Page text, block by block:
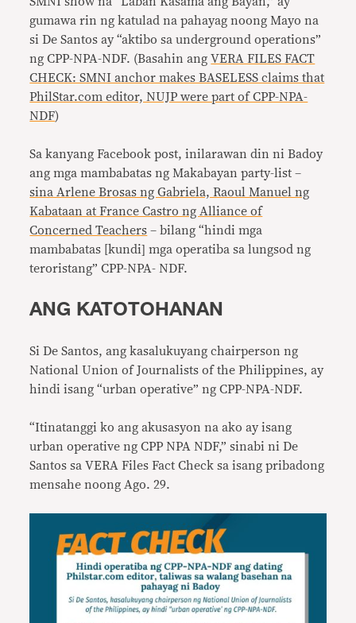
gumawa rin ng katulad na pahayag noong Mayo na
si De Santos ay “aktibo sa underground operations”
ng CPP-NPA-NDF. (Basahin angVERA FILES FACT
CHECK: SMNI anchor makes BASELESS claims that
PhilStar.com editor, NUJP were part of CPP-NPA-
NDF)
Sa kanyang Facebook post, inilarawan din ni Badoy
ang mga mambabatas ng Makabayan party-list –
sina Arlene Brosas ng Gabriela, Raoul Manuel ng
Kabataan at France Castro ng Alliance of
Concerned Teachers – bilang “hindi mga
mambabatas [kundi] mga operatiba sa lungsod ng
teroristang” CPP-NPA- NDF.
ANG KATOTOHANAN
Si De Santos, ang kasalukuyang chairperson ng
National Union of Journalists of the Philippines, ay
hindi isang “urban operative” ng CPP-NPA-NDF.
“Itinatanggi ko ang akusasyon na ako ay isang
urban operative ng CPP NPA NDF,” sinabi ni De
Santos sa VERA Files Fact Check sa isang pribadong
mensahe noong Ago. 29.